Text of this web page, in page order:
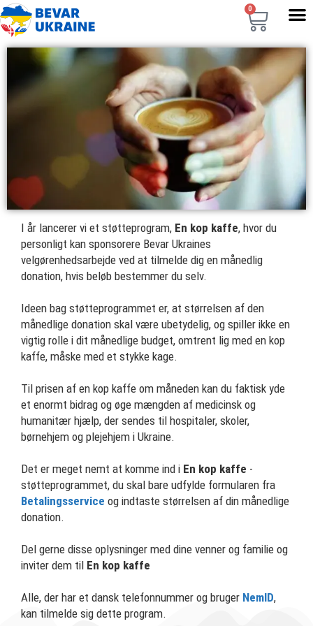
0
I år lancerer vi et støtteprogram, En kop kaffe, hvor du
personligt kan sponsorere Bevar Ukraines
velgørenhedsarbejde ved at tilmelde dig en månedlig
donation, hvis beløb bestemmer du selv.
Ideen bag støtteprogrammet er, at størrelsen af den
månedlige donation skal være ubetydelig, og spiller ikke en
vigtig rolle i dit månedlige budget, omtrent lig med en kop
kaffe, måske med et stykke kage.
Til prisen af en kop kaffe om måneden kan du faktisk yde
et enormt bidrag og øge mængden af medicinsk og
humanitær hjælp, der sendes til hospitaler, skoler,
børnehjem og plejehjem i Ukraine.
Det er meget nemt at komme ind i En kop kaffe -
støtteprogrammet, du skal bare udfylde formularen fra
Betalingsservice og indtaste størrelsen af din månedlige
donation.
Del gerne disse oplysninger med dine venner og familie og
inviter dem til En kop kaffe
Alle, der har et dansk telefonnummer og bruger NemID,
kan tilmelde sig dette program.